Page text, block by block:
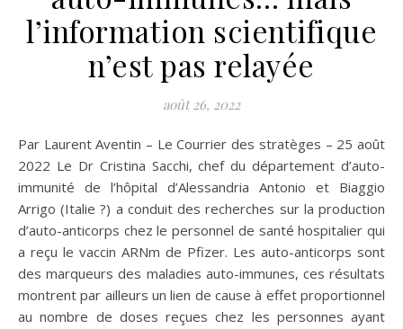
l’information scientifique
n’est pas relayée
août 26, 2022
Par Laurent Aventin – Le Courrier des stratèges – 25 août
2022 Le Dr Cristina Sacchi, chef du département d’auto-
immunité de l’hôpital d’Alessandria Antonio et Biaggio
Arrigo (Italie ?) a conduit des recherches sur la production
d’auto-anticorps chez le personnel de santé hospitalier qui
a reçu le vaccin ARNm de Pfizer. Les auto-anticorps sont
des marqueurs des maladies auto-immunes, ces résultats
montrent par ailleurs un lien de cause à effet proportionnel
au nombre de doses reçues chez les personnes ayant